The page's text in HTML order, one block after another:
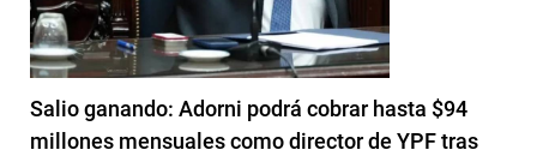
Salio ganando: Adorni podrá cobrar hasta $94
millones mensuales como director de YPF tras